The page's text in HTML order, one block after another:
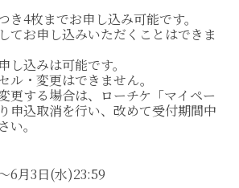
4枚までお申し込み可能です。
てお申し込みいただくことはできま
込みは可能です。
・変更はできません。
更する場合は、ローチケ「マイペー
申込取消を行い、改めて受付期間中
い。
6月3日(水)23:59